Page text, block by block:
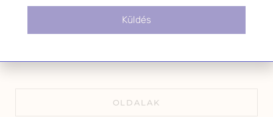
leiratkozhatsz a levél alján található
OLDALAK
Küldés